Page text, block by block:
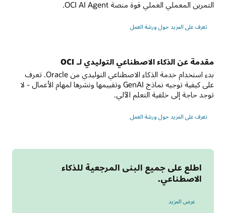
من
واحد
تجميع
البيانات:
يتم
تخزين
البيانات
تخزين
أوجه
الخلل
التمرين المعملي العملي قوة منصة OCI AI Agent.
تعرف على المزيد حول ورشة العمل
مساعدين
مقدمة عن الذكاء الاصطناعي التوليدي لـ OCI
بدء استخدام خدمة الذكاء الاصطناعي التوليدي من Oracle. تعرف
على كيفية توجيه نماذج GenAI وتقييمها ونشرها لمهام الأعمال - لا
توجد حاجة إلى خلفية التعلم الآلي.
تعرف على المزيد حول ورشة العملOCI
اطلع على جميع البنى المرجعية للذكاء
الاصطناعي.
عرض المزيد